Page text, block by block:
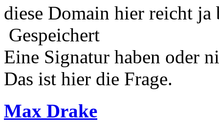
diese Domain hier reicht ja
Gespeichert
Eine Signatur haben oder
Das ist hier die Frage.
Max Drake